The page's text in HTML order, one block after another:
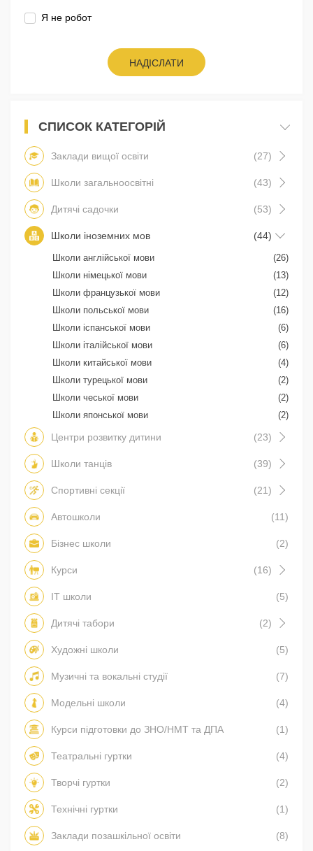
Я не робот
НАДІСЛАТИ
СПИСОК КАТЕГОРІЙ
Заклади вищої освіти (27)
Школи загальноосвітні (43)
Дитячі садочки (53)
Школи іноземних мов (44)
Школи англійської мови
(26)
Школи німецької мови
(13)
Школи французької мови
(12)
Школи польської мови
(16)
Школи іспанської мови
(6)
Школи італійської мови
(6)
Школи китайської мови
(4)
Школи турецької мови
(2)
Школи чеської мови
(2)
Школи японської мови
(2)
Центри розвитку дитини (23)
Школи танців (39)
Спортивні секції (21)
Автошколи (11)
Бізнес школи (2)
Курси (16)
IT школи (5)
Дитячі табори (2)
Художні школи (5)
Музичні та вокальні студії (7)
Модельні школи (4)
Курси підготовки до ЗНО/НМТ та ДПА (1)
Театральні гуртки (4)
Творчі гуртки (2)
Технічні гуртки (1)
Заклади позашкільної освіти (8)